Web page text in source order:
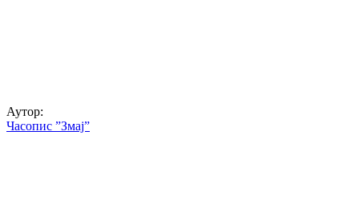
Аутор:
Часопис ”Змај”